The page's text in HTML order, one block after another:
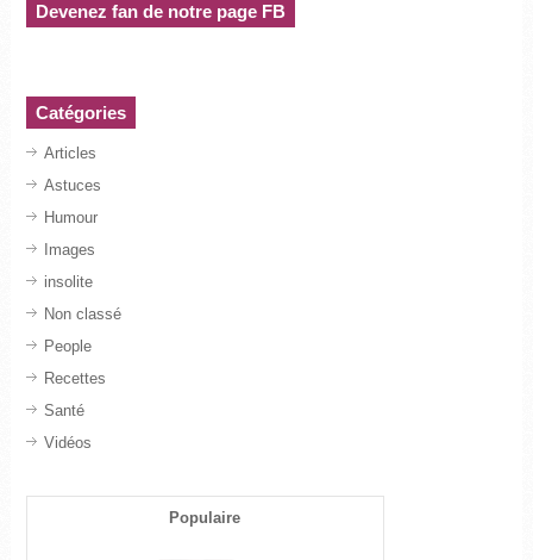
Devenez fan de notre page FB
Catégories
Articles
Astuces
Humour
Images
insolite
Non classé
People
Recettes
Santé
Vidéos
Populaire